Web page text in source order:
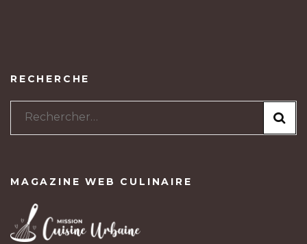
RECHERCHE
Rechercher :
MAGAZINE WEB CULINAIRE